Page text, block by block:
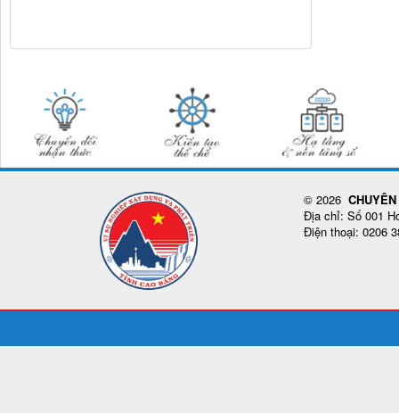
© 2026
Địa chỉ: Số 001
Điện thoại: 0206